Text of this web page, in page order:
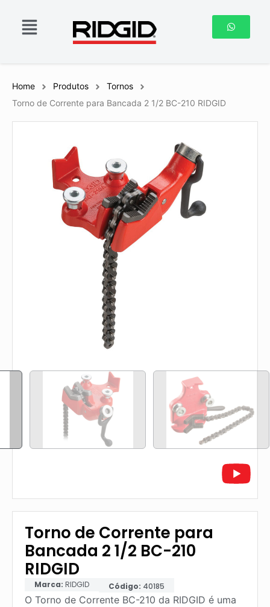
Home Produtos
Tornos
Torno de Corrente para Bancada 2 1/2 BC-210 RIDGID
Torno de Corrente para
Bancada 2 1/2 BC-210
RIDGID
Marca: RIDGID Código: 40185
O Torno de Corrente BC-210 da RIDGID é uma